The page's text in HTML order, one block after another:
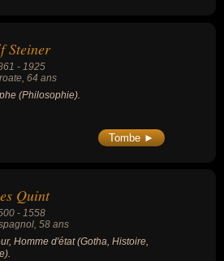
Steiner
- 1925
, 64 ans
(Philosophie).
Tombe ►
Quint
- 1558
, 58 ans
Homme d'état (Gotha, Histoire,